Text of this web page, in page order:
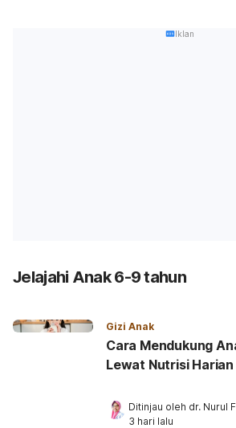
Iklan
Jelajahi Anak 6-9 tahun
Gizi Anak
Cara Mendukung
Lewat Nutrisi Harian
Ditinjau oleh dr. Nurul
3 hari lalu